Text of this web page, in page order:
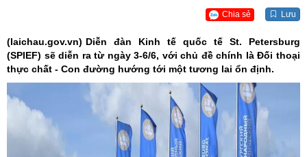
Chia sẻ Lưu
(laichau.gov.vn) Diễn đàn Kinh tế quốc tế St. Petersburg
(SPIEF) sẽ diễn ra từ ngày 3-6/6, với chủ đề chính là Đối thoại
thực chất - Con đường hướng tới một tương lai ổn định.